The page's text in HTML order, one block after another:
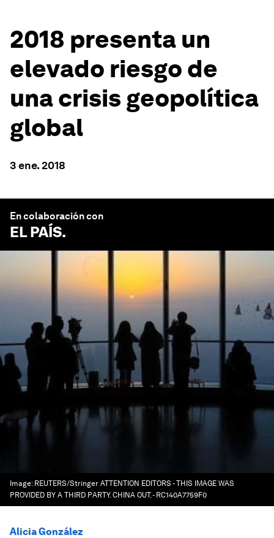
2018 presenta un
elevado riesgo de
una crisis geopolítica
global
3 ene. 2018
En colaboración con
EL PAÍS.
Image: REUTERS/Stringer ATTENTION EDITORS - THIS IMAGE WAS
PROVIDED BY A THIRD PARTY. CHINA OUT. - RC140A7759F0
Alicia González